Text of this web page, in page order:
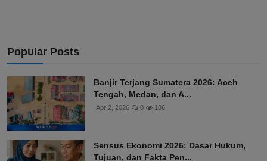
Popular Posts
Banjir Terjang Sumatera 2026: Aceh
Tengah, Medan, dan A...
Apr 2, 2026 0 186
Sensus Ekonomi 2026: Dasar Hukum,
Tujuan, dan Fakta Pen...